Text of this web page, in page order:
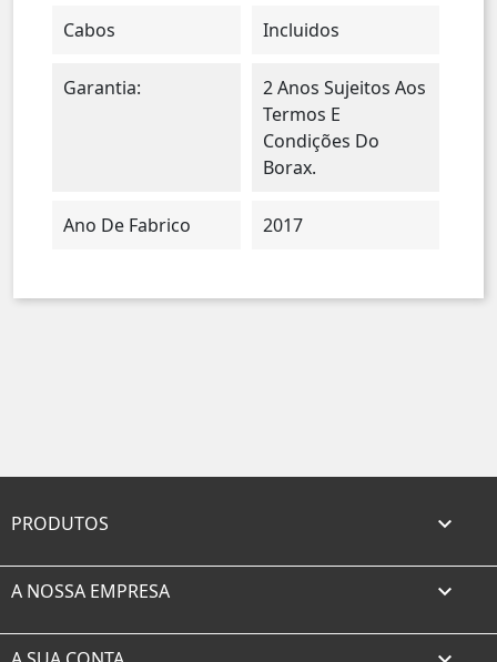
Cabos Incluidos
Garantia:
2 Anos Sujeitos Aos
Termos E
Condições Do
Borax.
Ano De Fabrico 2017
PRODUTOS 
A NOSSA EMPRESA 